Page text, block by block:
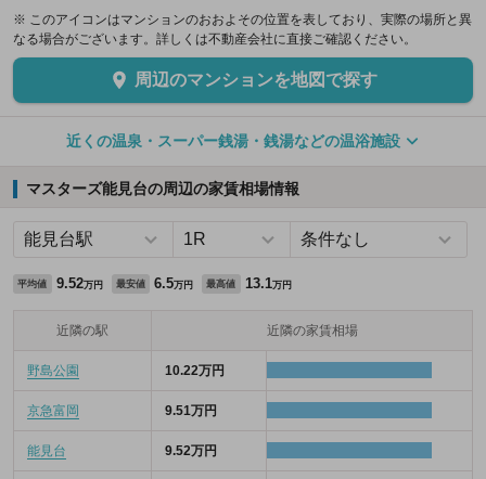
※ このアイコンはマンションのおおよその位置を表しており、実際の場所と異
なる場合がございます。詳しくは不動産会社に直接ご確認ください。
周辺のマンションを地図で探す
近くの温泉・スーパー銭湯・銭湯などの温浴施設
マスターズ能見台の周辺の家賃相場情報
平均値 9.52万円 最安値 6.5万円 最高値 13.1万円
近隣の駅 近隣の家賃相場
野島公園 10.22万円
京急富岡 9.51万円
能見台 9.52万円